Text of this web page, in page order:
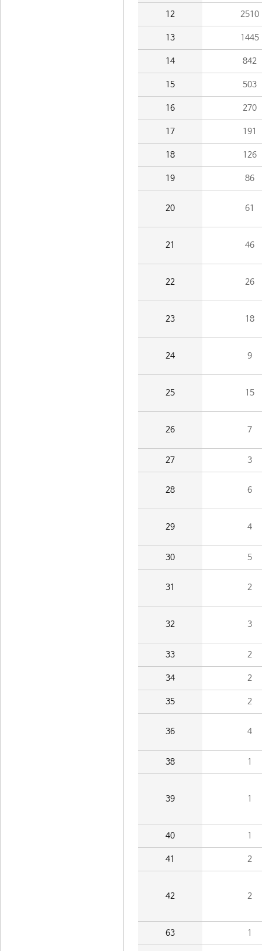
12 2510
13 1445
14 842
15 503
16 270
17 191
18 126
19 86
20 61
21 46
22 26
23 18
24 9
25 15
26 7
27 3
28 6
29 4
30 5
31 2
32 3
33 2
34 2
35 2
36 4
38 1
39 1
40 1
41 2
42 2
63 1